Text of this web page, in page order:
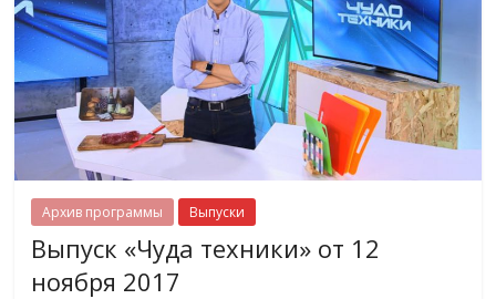
Архив программы Выпуски
Выпуск «Чуда техники» от 12
ноября 2017